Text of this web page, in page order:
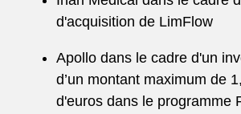
d'acquisition de LimFlow
Apollo dans le cadre d'un
d’un montant maximum de
d'euros dans le programme